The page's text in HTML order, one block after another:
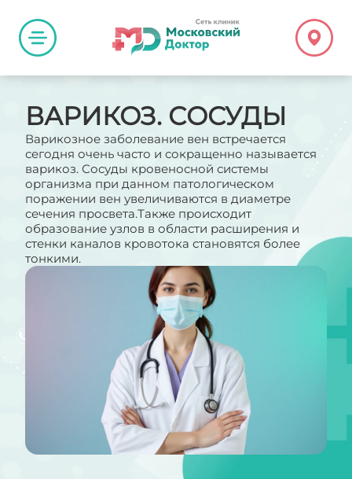
ВАРИКОЗ. СОСУДЫ
Варикозное заболевание вен встречается
сегодня очень часто и сокращенно называется
варикоз. Сосуды кровеносной системы
организма при данном патологическом
поражении вен увеличиваются в диаметре
сечения просвета.Также происходит
образование узлов в области расширения и
стенки каналов кровотока становятся более
тонкими.